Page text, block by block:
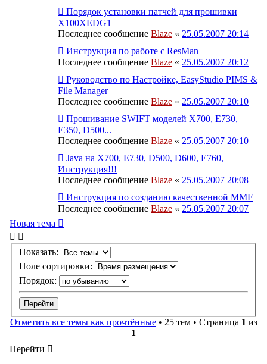
Порядок установки патчей для прошивки
X100XEDG1
Последнее сообщение Blaze « 25.05.2007 20:14
Инструкция по работе с ResMan
Последнее сообщение Blaze « 25.05.2007 20:12
Руководство по Настройке, EasyStudio PIMS &
File Manager
Последнее сообщение Blaze « 25.05.2007 20:10
Прошивание SWIFT моделей Х700, Е730,
Е350, D500...
Последнее сообщение Blaze « 25.05.2007 20:10
Java на X700, E730, D500, D600, E760,
Инструкция!!!
Последнее сообщение Blaze « 25.05.2007 20:08
Инструкция по созданию качественной MMF
Последнее сообщение Blaze « 25.05.2007 20:07
Новая тема
Показать:
Поле сортировки:
Порядок:
Отметить все темы как прочтённые• 25 тем • Страница 1 из
1
Перейти